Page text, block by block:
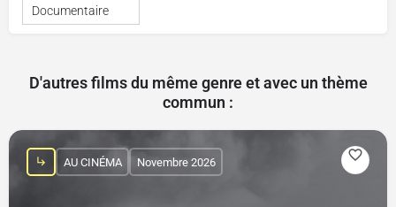
Documentaire
D'autres films du même genre et avec un thème
commun :
AU CINÉMA Novembre 2026